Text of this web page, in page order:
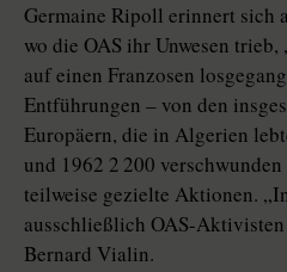
Germaine Ripoll erinnert sich
wo die OAS ihr Unwesen
auf einen Franzosen
Entführungen – von den
Europäern, die in Algerien
und 1962 2 200
teilweise gezielte Aktionen.
ausschließlich OAS-
Bernard Vialin.